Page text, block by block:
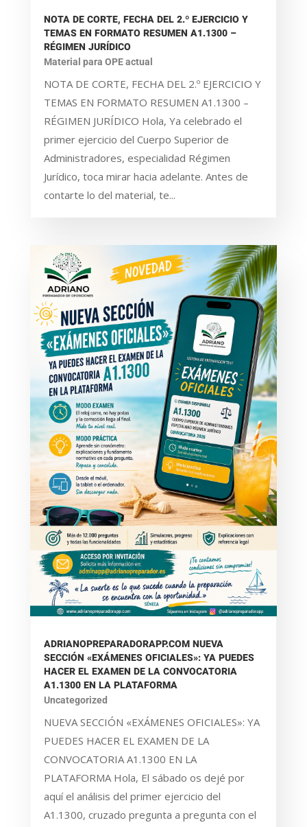
NOTA DE CORTE, FECHA DEL 2.º EJERCICIO Y
TEMAS EN FORMATO RESUMEN A1.1300 –
RÉGIMEN JURÍDICO
Material para OPE actual
NOTA DE CORTE, FECHA DEL 2.º EJERCICIO Y
TEMAS EN FORMATO RESUMEN A1.1300 –
RÉGIMEN JURÍDICO Hola, Ya celebrado el
primer ejercicio del Cuerpo Superior de
Administradores, especialidad Régimen
Jurídico, toca mirar hacia adelante. Antes de
contarte lo del material, te...
ADRIANOPREPARADORAPP.COM NUEVA
SECCIÓN «EXÁMENES OFICIALES»: YA PUEDES
HACER EL EXAMEN DE LA CONVOCATORIA
A1.1300 EN LA PLATAFORMA
Uncategorized
NUEVA SECCIÓN «EXÁMENES OFICIALES»: YA
PUEDES HACER EL EXAMEN DE LA
CONVOCATORIA A1.1300 EN LA
PLATAFORMA Hola, El sábado os dejé por
aquí el análisis del primer ejercicio del
A1.1300, cruzado pregunta a pregunta con el